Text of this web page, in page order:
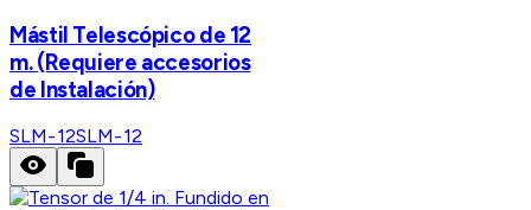
Mástil Telescópico de 12
m. (Requiere accesorios
de Instalación)
SLM-12SLM-12